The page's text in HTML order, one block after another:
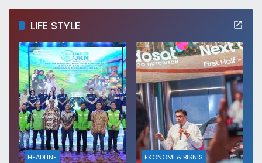
LIFE STYLE
HEADLINE EKONOMI & BISNIS